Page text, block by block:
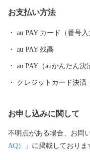
余年もの伝統を誇り、約
音と光を楽しもうと 全国
お支払い方法
au PAY カード（番号入
au PAY 残高
au PAY（auかんたん
クレジットカード決済
お申し込みに関して
不明点がある場合、お問
AQ）」 に掲載しておりま